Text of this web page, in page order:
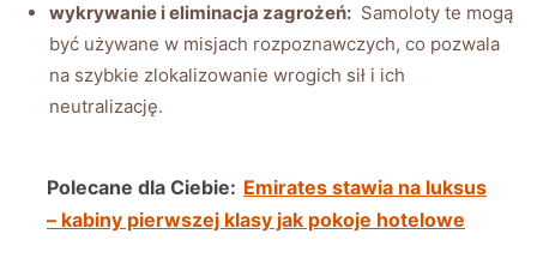
wykrywanie i eliminacja zagrożeń: ⁣ Samoloty te mogą
być⁢ używane ‌w misjach rozpoznawczych, co pozwala⁢
na szybkie zlokalizowanie ⁤wrogich sił i ich
neutralizację.
Polecane dla Ciebie: Emirates stawia na luksus
– kabiny pierwszej klasy jak pokoje hotelowe